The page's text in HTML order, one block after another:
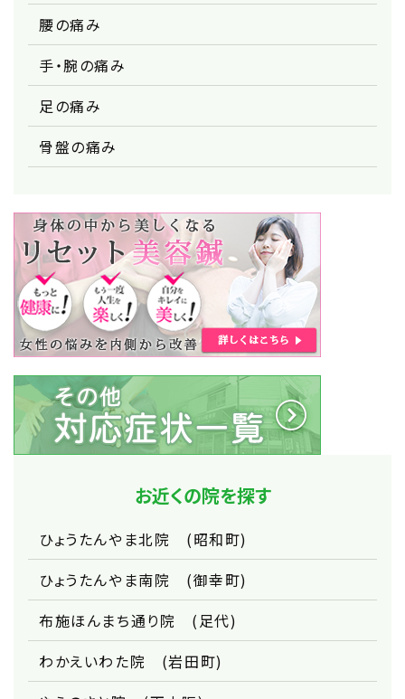
腰の痛み
手・腕の痛み
足の痛み
骨盤の痛み
お近くの院を探す
ひょうたんやま北院 (昭和町)
ひょうたんやま南院 (御幸町)
布施ほんまち通り院 (足代)
わかえいわた院 (岩田町)